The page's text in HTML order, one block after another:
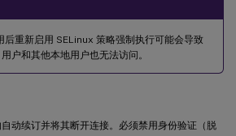
后重新启用 SELinux 策略强制执行可能会导致
户和其他本地用户也无法访问。
动续订并将其断开连接。必须禁用身份验证（脱